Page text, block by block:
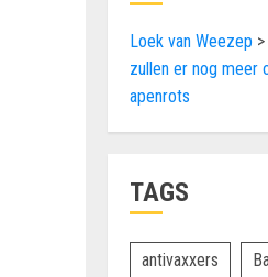
Loek van Weezep
zullen er nog meer
apenrots
TAGS
antivaxxers